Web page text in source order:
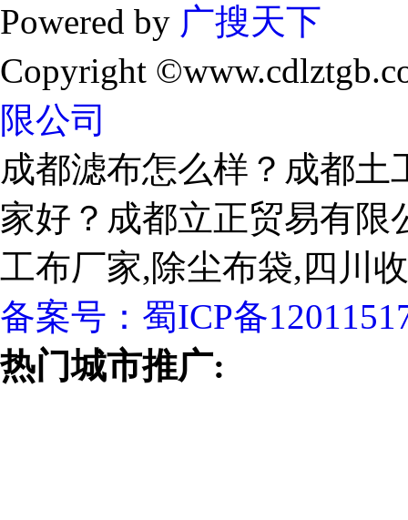
Powered by 广搜天下
Copyright
限公司
成都滤布怎么样？成都
家好？成都立正贸易有
工布厂家,除尘布袋,四川
备案号： 蜀ICP备
热门城市推广: